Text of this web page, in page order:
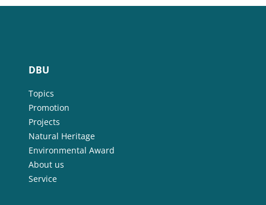
DBU
Topics
Promotion
Projects
Natural Heritage
Environmental Award
About us
Service